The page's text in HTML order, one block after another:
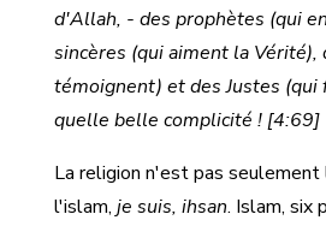
d'Allah, - des prophètes (qui
sincères (qui aiment la Vérité),
témoignent) et des Justes (qui
quelle belle complicité ! [4:69]
La religion n'est pas
l'islam, je suis, ihsan. Islam, six